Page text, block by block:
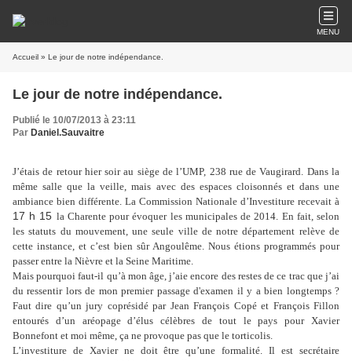
MENU
Accueil » Le jour de notre indépendance.
Le jour de notre indépendance.
Publié le 10/07/2013 à 23:11
Par Daniel.Sauvaitre
J’étais de retour hier soir au siège de l’UMP, 238 rue de Vaugirard. Dans la
même salle que la veille, mais avec des espaces cloisonnés et dans une
ambiance bien différente. La Commission Nationale d’Investiture recevait à
17 h 15 la Charente pour évoquer les municipales de 2014. En fait, selon
les statuts du mouvement, une seule ville de notre département relève de
cette instance, et c’est bien sûr Angoulême. Nous étions programmés pour
passer entre la Nièvre et la Seine Maritime.
Mais pourquoi faut-il qu’à mon âge, j’aie encore des restes de ce trac que j’ai
du ressentir lors de mon premier passage d'examen il y a bien longtemps ?
Faut dire qu’un jury coprésidé par Jean François Copé et François Fillon
entourés d’un aréopage d’élus célèbres de tout le pays pour Xavier
Bonnefont et moi même, ça ne provoque pas que le torticolis.
L’investiture de Xavier ne doit être qu’une formalité. Il est secrétaire